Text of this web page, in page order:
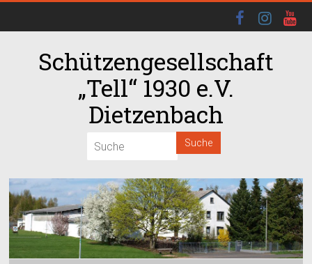
Schützengesellschaft
„Tell“ 1930 e.V.
Dietzenbach
02:00